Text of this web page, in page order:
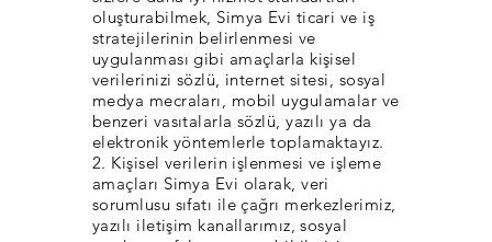
oluşturabilmek, Simya Evi ticari ve iş
stratejilerinin belirlenmesi ve
uygulanması gibi amaçlarla kişisel
verilerinizi sözlü, internet sitesi, sosyal
medya mecraları, mobil uygulamalar ve
benzeri vasıtalarla sözlü, yazılı ya da
elektronik yöntemlerle toplamaktayız.
2. Kişisel verilerin işlenmesi ve işleme
amaçları Simya Evi olarak, veri
sorumlusu sıfatı ile çağrı merkezlerimiz,
yazılı iletişim kanallarımız, sosyal